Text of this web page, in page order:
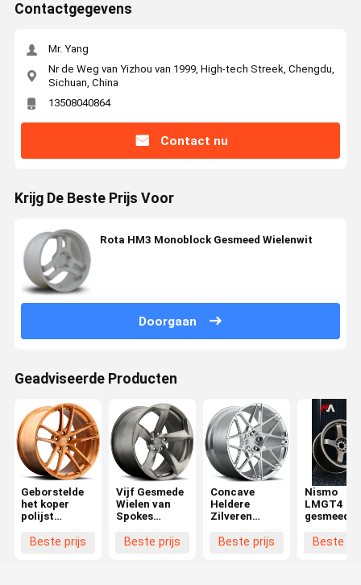
Contactgegevens
Mr. Yang
Nr de Weg van Yizhou van 1999, High-tech Streek, Chengdu,
Sichuan, China
13508040864
Contact nu
Krijg De Beste Prijs Voor
Rota HM3 Monoblock Gesmeed Wielenwit
Doorgaan
Geadviseerde Producten
Geborstelde
het koper
polijst
smeedde
Beste prijs
Vijf Gesmede
Wielen van
Spokes
Beste prijs
Concave
Heldere
Zilveren
Gesmede
Beste prijs
Nismo
LMGT4
gesmeed
voor
Beste